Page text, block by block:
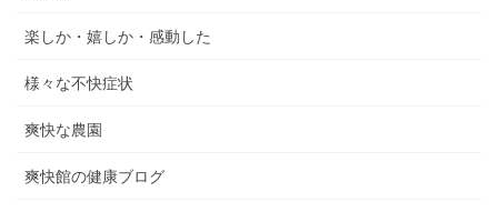
楽しか・嬉しか・感動した
様々な不快症状
爽快な農園
爽快館の健康ブログ